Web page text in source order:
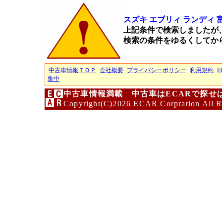
スズキ エブリィ ランディ
上記条件で検索しました
検索の条件をゆるくして
中古車情報ＴＯＰ 会社概要 プライバシーポリシー 利用規約
集中
中古車情報満載 中古車はECARで探せ
Copyright(C)2026 ECAR Corpration All